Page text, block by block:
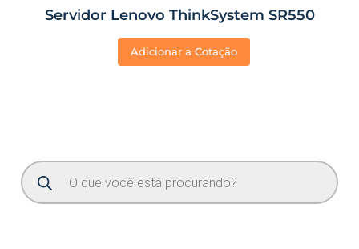
Servidor Lenovo ThinkSystem SR550
Adicionar a Cotação